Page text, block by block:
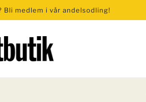
medlem i vår andelsodling!
KURSER & EVENEMANG